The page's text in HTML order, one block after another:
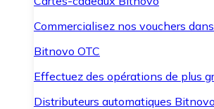
Commercialisez nos vouchers
Bitnovo OTC
Effectuez des opérations de plus
Distributeurs automatiques Bitnovo